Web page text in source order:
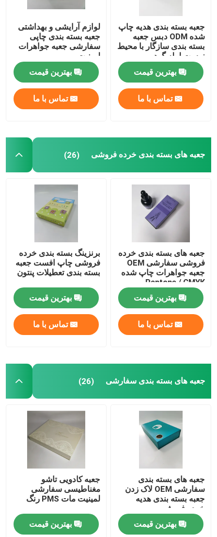
جعبه بسته بندی هدیه چاپ
شده ODM دبس جعبه
بسته بندی سازگار با محیط
زیست لوله گرد
بهترین قیمت
تماس با ما
لوازم آرایشی و بهداشتی
جعبه بسته بندی چاپی
سفارشی جعبه جواهرات
لمینیت
بهترین قیمت
تماس با ما
جعبه های بسته بندی خرده فروشی (26)
جعبه های بسته بندی خرده
فروشی سفارشی OEM
جعبه جواهرات چاپ شده
Pantone / CMYK
بهترین قیمت
تماس با ما
برنزینگ بسته بندی خرده
فروشی چاپ افست جعبه
بسته بندی تعطیلات پنتون
بهترین قیمت
تماس با ما
جعبه های بسته بندی سفارشی (26)
جعبه های بسته بندی
سفارشی OEM لاک زدن
جعبه بسته بندی هدیه
خرده فروشی
بهترین قیمت
جعبه کادویی تاشو
مغناطیسی سفارشی
لمینیت مات PMS رنگ
بهترین قیمت